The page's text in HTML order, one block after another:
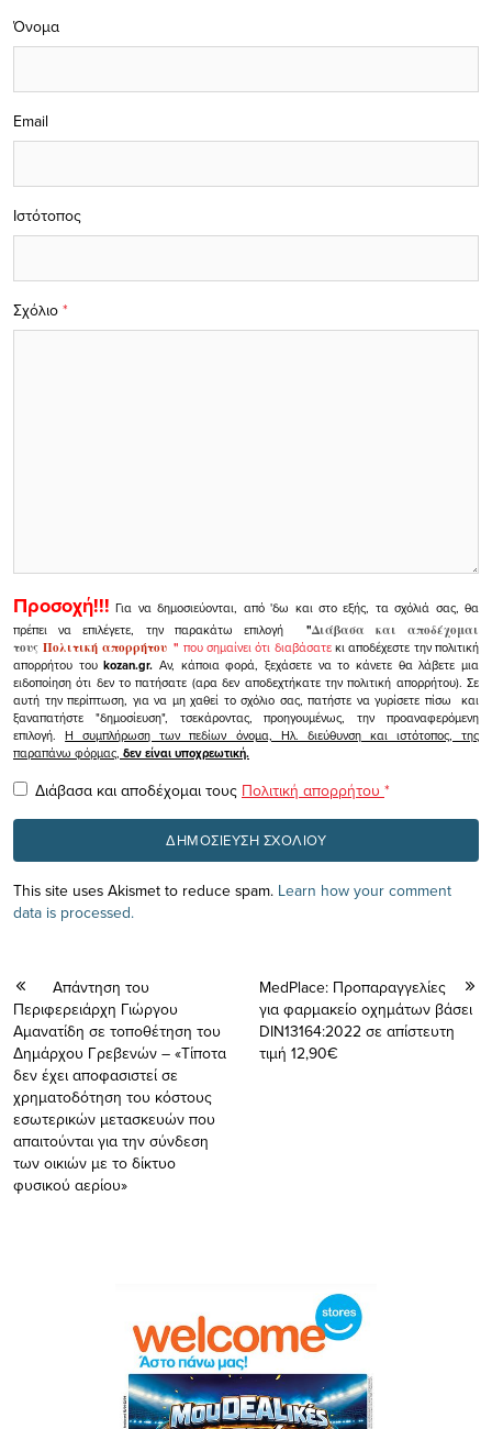
Σχόλιο *
Όνομα
Email
Ιστότοπος
Προσοχή!!! Για να δημοσιεύονται, από 'δω και στο εξής, τα σχόλιά σας, θα
πρέπει να επιλέγετε, την παρακάτω επιλογή
"Διάβασα και αποδέχομαι
τουςΠολιτική απορρήτου" που σημαίνει ότι διαβάσατεκι αποδέχεστε την πολιτική
απορρήτου τουkozan.gr. Αν, κάποια φορά, ξεχάσετε να το κάνετε θα λάβετε μια
ειδοποίηση ότι δεν το πατήσατε (αρα δεν αποδεχτήκατε την πολιτική απορρήτου). Σε
αυτή την περίπτωση, για να μη χαθεί το σχόλιο σας, πατήστε να γυρίσετε πίσω και
ξαναπατήστε "δημοσίευση", τσεκάροντας, προηγουμένως, την προαναφερόμενη
επιλογή.Η συμπλήρωση των πεδίων όνομα, Ηλ. διεύθυνση και ιστότοπος, της
παραπάνω φόρμας, δεν είναι υποχρεωτική.
Διάβασα και αποδέχομαι τους Πολιτική απορρήτου *
This site uses Akismet to reduce spam. Learn how your comment
data is processed.
Απάντηση του
Περιφερειάρχη Γιώργου
Αμανατίδη σε τοποθέτηση του
Δημάρχου Γρεβενών – «Τίποτα
δεν έχει αποφασιστεί σε
χρηματοδότηση του κόστους
εσωτερικών μετασκευών που
απαιτούνται για την σύνδεση
των οικιών με το δίκτυο
φυσικού αερίου»
MedPlace: Προπαραγγελίες
για φαρμακείο οχημάτων βάσει
DIN13164:2022 σε απίστευτη
τιμή 12,90€